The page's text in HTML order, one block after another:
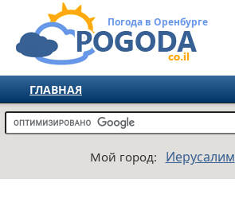
Погода в Оренбурге
ГЛАВНАЯ
ИЗРАИЛЬ
ЕВРОПА
Мой город: Иерусалим